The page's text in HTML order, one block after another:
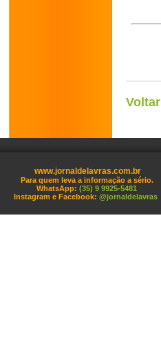
Voltar
www.jornaldelavras.com.br
Para quem leva a informação a sério.
WhatsApp: (35) 9 9925-5481
Instagram e Facebook: @jornaldelavras